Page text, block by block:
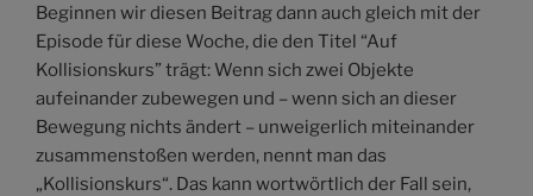
Beginnen wir diesen Beitrag dann auch gleich mit der
Episode für diese Woche, die den Titel “Auf
Kollisionskurs” trägt: Wenn sich zwei Objekte
aufeinander zubewegen und – wenn sich an dieser
Bewegung nichts ändert – unweigerlich miteinander
zusammenstoßen werden, nennt man das
„Kollisionskurs“. Das kann wortwörtlich der Fall sein,